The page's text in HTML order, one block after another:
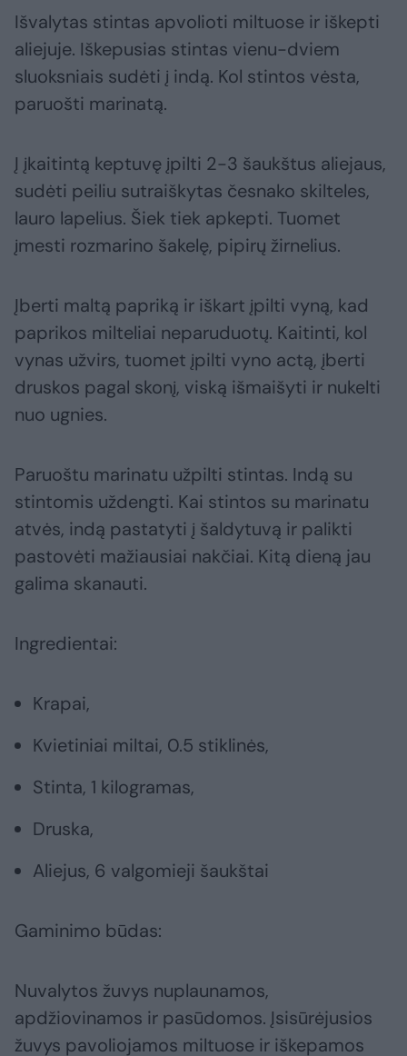
Išvalytas stintas apvolioti miltuose ir iškepti
aliejuje. Iškepusias stintas vienu-dviem
sluoksniais sudėti į indą. Kol stintos vėsta,
paruošti marinatą.
Į įkaitintą keptuvę įpilti 2-3 šaukštus aliejaus,
sudėti peiliu sutraiškytas česnako skilteles,
lauro lapelius. Šiek tiek apkepti. Tuomet
įmesti rozmarino šakelę, pipirų žirnelius.
Įberti maltą papriką ir iškart įpilti vyną, kad
paprikos milteliai neparuduotų. Kaitinti, kol
vynas užvirs, tuomet įpilti vyno actą, įberti
druskos pagal skonį, viską išmaišyti ir nukelti
nuo ugnies.
Paruoštu marinatu užpilti stintas. Indą su
stintomis uždengti. Kai stintos su marinatu
atvės, indą pastatyti į šaldytuvą ir palikti
pastovėti mažiausiai nakčiai. Kitą dieną jau
galima skanauti.
Ingredientai:
Krapai,
Kvietiniai miltai, 0.5 stiklinės,
Stinta, 1 kilogramas,
Druska,
Aliejus, 6 valgomieji šaukštai
Gaminimo būdas:
Nuvalytos žuvys nuplaunamos,
apdžiovinamos ir pasūdomos. Įsisūrėjusios
žuvys pavoliojamos miltuose ir iškepamos